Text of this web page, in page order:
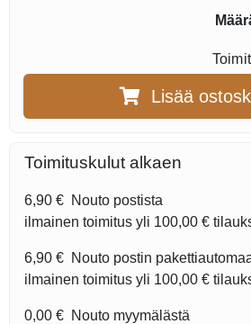
Lisää
Toimituskulut alkaen
6,90 € Nouto postista
ilmainen toimitus yli 100,00 €
6,90 € Nouto postin
ilmainen toimitus yli 100,00 €
0,00 € Nouto myymälästä